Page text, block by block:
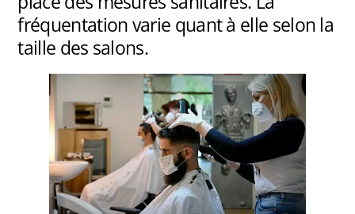
fréquentation varie quant à elle selon la
taille des salons.